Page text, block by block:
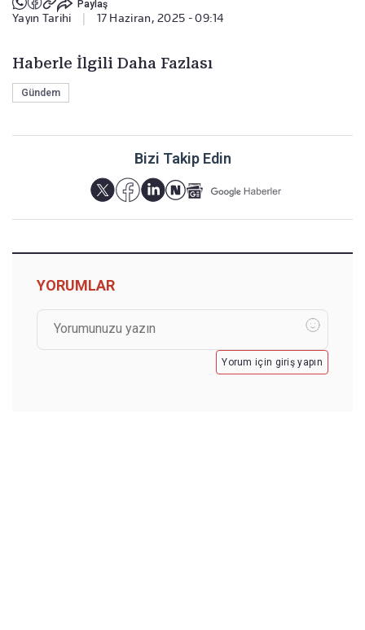
Paylaş
Yayın Tarihi 17 Haziran, 2025 - 09:14
Haberle İlgili Daha Fazlası
Gündem
Bizi Takip Edin
YORUMLAR
Yorum için giriş yapın